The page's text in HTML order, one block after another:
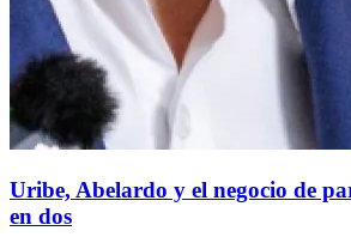
Uribe, Abelardo y el negocio de
en dos